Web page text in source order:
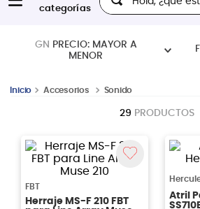
GN PRECIO: MAYOR A
MENOR
Accesorios Sonido
29 PRODUCTOS
FBT
Herraje MS-F 210 FBT
Atril